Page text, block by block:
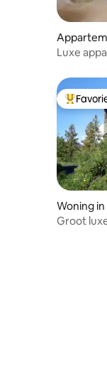
kes
Luxe
Woning
Groot